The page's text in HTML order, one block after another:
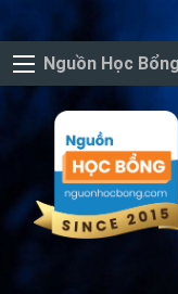
Nguồn Học Bổng